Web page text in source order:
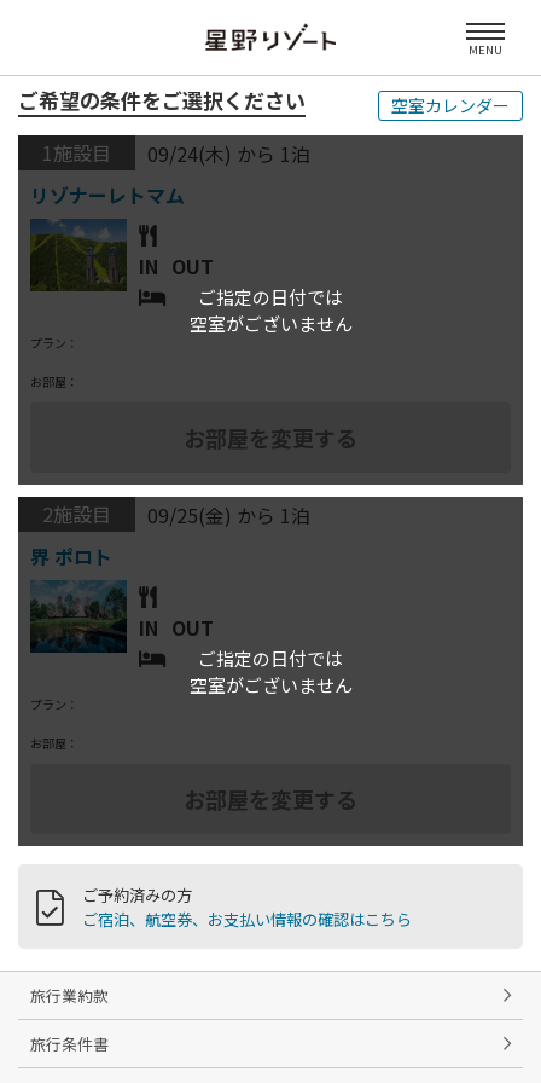
MENU
ご希望の条件をご選択ください 空室カレンダー
ご指定の日付では
空室がございません
1施設目 09/24(木) から 1泊
IN OUT
プラン：
お部屋：
ご指定の日付では
空室がございません
2施設目 09/25(金) から 1泊
IN OUT
プラン：
お部屋：
ご予約済みの方
ご宿泊、航空券、お支払い情報の確認はこちら
旅行業約款
旅行条件書